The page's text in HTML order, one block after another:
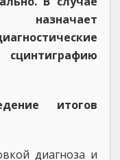
назначает
итогов
диагноза и